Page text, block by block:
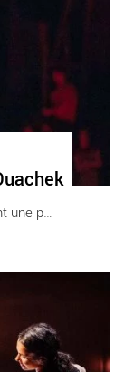
Soria Rem et Mehdi Ouachek signent une pièce [...]
sortie Danse